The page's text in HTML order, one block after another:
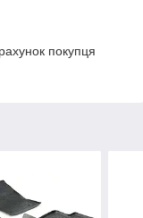
покупця